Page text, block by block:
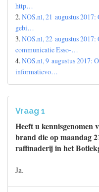
http…
2.NOS.nl, 21 augustus
gebi…
3.NOS.nl, 22 augustus 2017:
communicatie Esso-…
4.NOS.nl, 9 augustus 2017:
informatievo…
Vraag 1
Heeft u kennisgenomen
brand die op maandag
raffinaderij in het
Ja.